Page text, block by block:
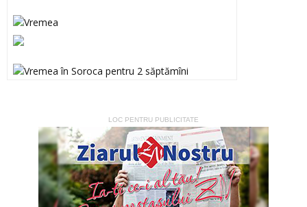
LOC PENTRU PUBLICITATE